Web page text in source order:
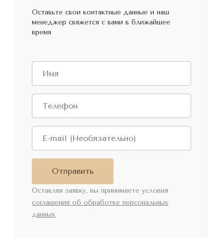
Оставьте свои контактные данные и наш
менеджер свяжется с вами в ближайшее
время
Отправить
Оставляя заявку, вы принимаете условия
соглашения об обработке персональных
данных